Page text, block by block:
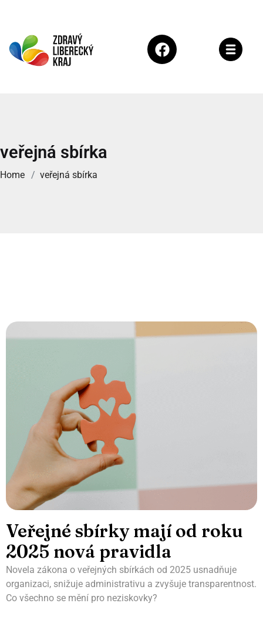
veřejná sbírka
Home veřejná sbírka
Veřejné sbírky mají od roku
2025 nová pravidla
Novela zákona o veřejných sbírkách od 2025 usnadňuje
organizaci, snižuje administrativu a zvyšuje transparentnost.
Co všechno se mění pro neziskovky?